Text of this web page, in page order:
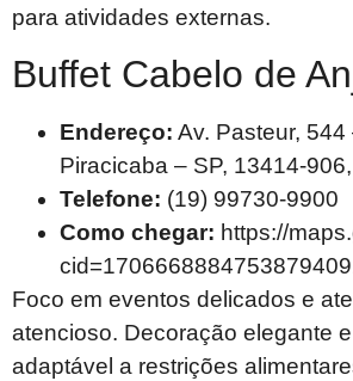
para atividades externas.
Buffet Cabelo de
Endereço: Av. Pasteur, 544
Piracicaba – SP, 13414-906,
Telefone: (19) 99730-9900
Como chegar: https://
Foco em eventos delicados e
atencioso. Decoração elegante
adaptável a restrições